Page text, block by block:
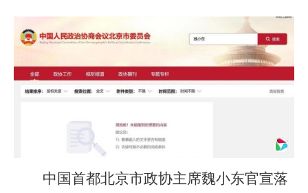
中国首都北京市政协主席魏小东官宣落